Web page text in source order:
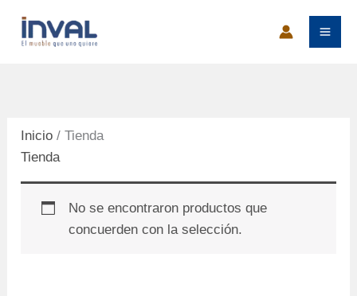
Inicio / Tienda
Tienda
No se encontraron productos que
concuerden con la selección.